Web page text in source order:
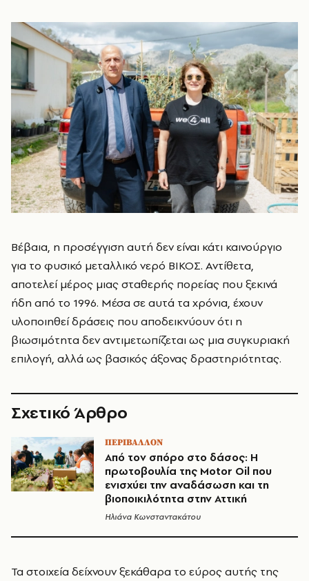
Βέβαια, η προσέγγιση αυτή δεν είναι κάτι καινούργιο
για το φυσικό μεταλλικό νερό ΒΙΚΟΣ. Αντίθετα,
αποτελεί μέρος μιας σταθερής πορείας που ξεκινά
ήδη από το 1996. Μέσα σε αυτά τα χρόνια, έχουν
υλοποιηθεί δράσεις που αποδεικνύουν ότι η
βιωσιμότητα δεν αντιμετωπίζεται ως μια συγκυριακή
επιλογή, αλλά ως βασικός άξονας δραστηριότητας.
Σχετικό Άρθρο
ΠΕΡΙΒΑΛΛΟΝ
Από τον σπόρο στο δάσος: Η
πρωτοβουλία της Motor Oil που
ενισχύει την αναδάσωση και τη
βιοποικιλότητα στην Αττική
Ηλιάνα Κωνσταντακάτου
Τα στοιχεία δείχνουν ξεκάθαρα το εύρος αυτής της